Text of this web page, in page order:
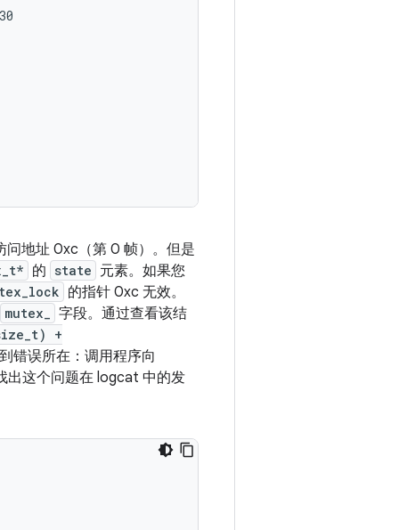
问地址 0xc（第 0 帧）。但是
的 state 元素。如果您
的指针 0xc 无效。
mutex_ 字段。通过查看该结
+
错误所在：调用程序向
出这个问题在 logcat 中的发